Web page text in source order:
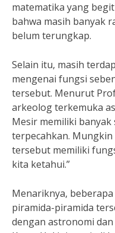
matematika yang
bahwa masih banyak
belum terungkap.
Selain itu, masih
mengenai fungsi
tersebut. Menurut
arkeolog terkemuka
Mesir memiliki
terpecahkan.
tersebut memiliki
kita ketahui.”
Menariknya,
piramida-piramida
dengan astronomi